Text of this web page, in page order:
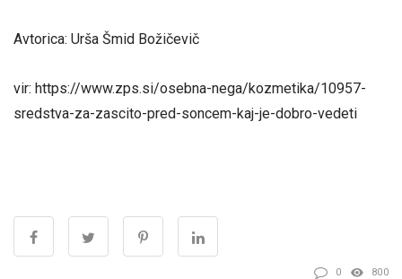
Avtorica: Urša Šmid Božičevič
vir: https://www.zps.si/osebna-nega/kozmetika/10957-
sredstva-za-zascito-pred-soncem-kaj-je-dobro-vedeti
0 800